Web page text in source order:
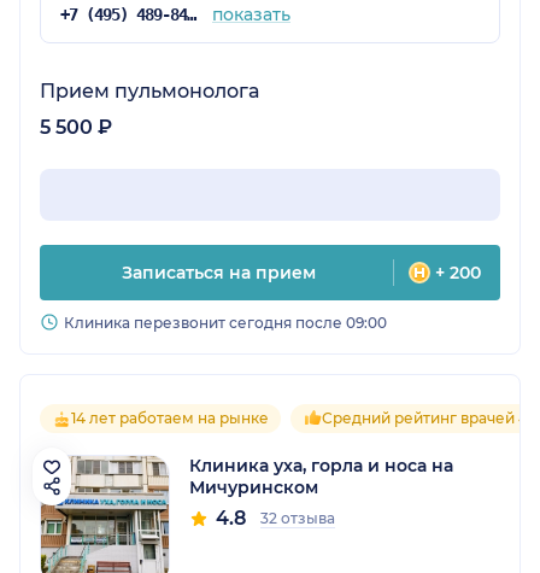
+7 (495) 489-84-03 показать
Прием пульмонолога
5 500 ₽
Записаться на прием + 200
Клиника перезвонит сегодня после 09:00
14 лет работаем на рынке Средний рейтинг врачей 4.8
Клиника уха, горла и носа на
Мичуринском
4.8 32 отзыва